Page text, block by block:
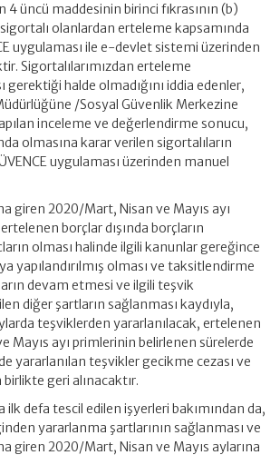
4 üncü maddesinin birinci fıkrasının (b)
olanlardan erteleme kapsamında
uygulaması ile e-devlet sistemi üzerinden
Sigortalılarımızdan erteleme
gerektiği halde olmadığını iddia edenler,
/Sosyal Güvenlik Merkezine
inceleme ve değerlendirme sonucu,
olmasına karar verilen sigortalıların
uygulaması üzerinden manuel
giren 2020/Mart, Nisan ve Mayıs ayı
borçlar dışında borçların
olması halinde ilgili kanunlar gereğince
yapılandırılmış olması ve taksitlendirme
devam etmesi ve ilgili teşvik
diğer şartların sağlanması kaydıyla,
teşviklerden yararlanılacak, ertelenen
Mayıs ayı primlerinin belirlenen sürelerde
yararlanılan teşvikler gecikme cezası ve
geri alınacaktır.
ilk defa tescil edilen işyerleri bakımından da,
yararlanma şartlarının sağlanması ve
giren 2020/Mart, Nisan ve Mayıs aylarına